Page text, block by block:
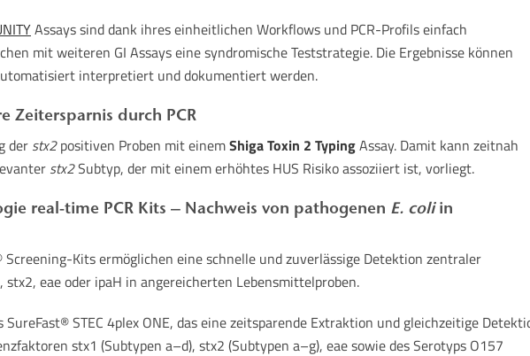
Assays sind dank ihres einheitlichen Workflows und PCR-Profils einfach
mit weiteren GI Assays eine syndromische Teststrategie. Die Ergebnisse können
interpretiert und dokumentiert werden.
Zeitersparnis durch PCR
der stx2positiven Proben mit einemShiga Toxin 2 TypingAssay. Damit kann zeitnah
stx2Subtyp, der mit einem erhöhtes HUS Risiko assoziiert ist, vorliegt.
real-time PCR Kits – Nachweis von pathogenen E. coliin
Screening-Kits ermöglichen eine schnelle und zuverlässige Detektion zentraler
eae oder ipaH in angereicherten Lebensmittelproben.
STEC 4plex ONE, das eine zeitsparende Extraktion und gleichzeitige
stx1 (Subtypen a–d), stx2 (Subtypen a–g), eae sowie des Serotyps O157